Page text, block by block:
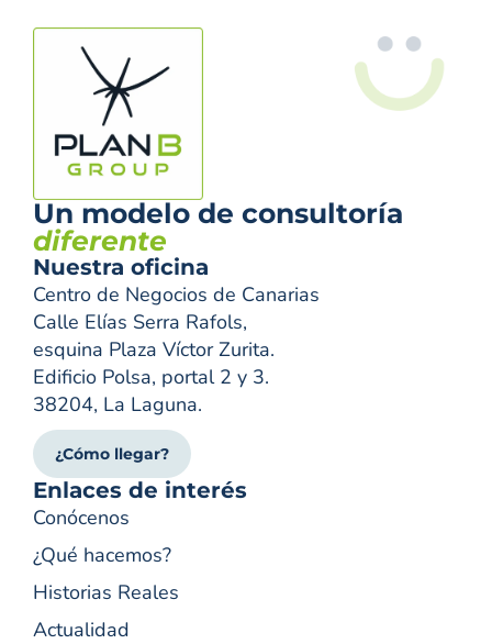
Un modelo de consultoría
diferente
Nuestra oficina
Centro de Negocios de Canarias
Calle Elías Serra Rafols,
esquina Plaza Víctor Zurita.
Edificio Polsa, portal 2 y 3.
38204, La Laguna.
¿Cómo llegar?
Enlaces de interés
Conócenos
¿Qué hacemos?
Historias Reales
Actualidad